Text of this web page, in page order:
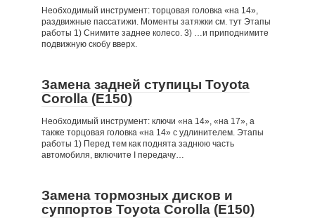
Необходимый инструмент: торцовая головка «на 14»,
раздвижные пассатижи. Моменты затяжки см. тут Этапы
работы 1) Снимите заднее колесо. 3) …и приподнимите
подвижную скобу вверх.
Замена задней ступицы Toyota
Corolla (Е150)
Необходимый инструмент: ключи «на 14», «на 17», а
также торцовая головка «на 14» с удлинителем. Этапы
работы 1) Перед тем как поднята заднюю часть
автомобиля, включите I передачу…
Замена тормозных дисков и
суппортов Toyota Corolla (Е150)